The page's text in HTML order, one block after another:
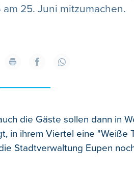
25. Juni mitzumachen.
die Gäste sollen dann in
in ihrem Viertel eine "Weiße
Stadtverwaltung Eupen